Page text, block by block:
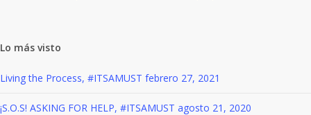
Lo más visto
Living the Process, #ITSAMUST febrero 27, 2021
¡S.O.S! ASKING FOR HELP, #ITSAMUST agosto 21, 2020